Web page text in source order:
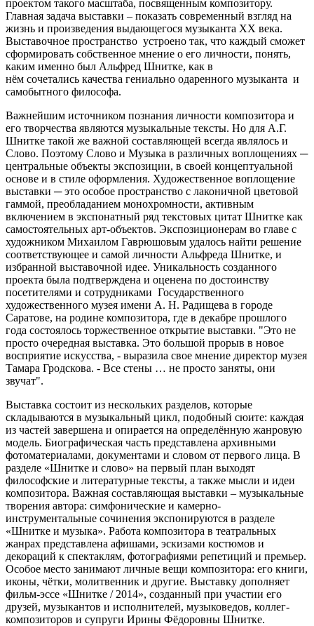
проектом такого масштаба, посвященным композитору.
Главная задача выставки – показать современный взгляд на
жизнь и произведения выдающегося музыканта ХХ века.
Выставочное пространство устроено так, что каждый сможет
сформировать собственное мнение о его личности, понять,
каким именно был Альфред Шнитке, как в
нём сочетались качества гениально одаренного музыканта и
самобытного философа.
Важнейшим источником познания личности композитора и
его творчества являются музыкальные тексты. Но для А.Г.
Шнитке такой же важной составляющей всегда являлось и
Слово. Поэтому Слово и Музыка в различных воплощениях ─
центральные объекты экспозиции, в своей концептуальной
основе и в стиле оформления. Художественное воплощение
выставки ─ это особое пространство с лаконичной цветовой
гаммой, преобладанием монохромности, активным
включением в экспонатный ряд текстовых цитат Шнитке как
самостоятельных арт-объектов. Экспозиционерам во главе с
художником Михаилом Гаврюшовым удалось найти решение
соответствующее и самой личности Альфреда Шнитке, и
избранной выставочной идее. Уникальность созданного
проекта была подтверждена и оценена по достоинству
посетителями и сотрудниками Государственного
художественного музея имени А. Н. Радищева в городе
Саратове, на родине композитора, где в декабре прошлого
года состоялось торжественное открытие выставки. "Это не
просто очередная выставка. Это большой прорыв в новое
восприятие искусства, - выразила свое мнение директор музея
Тамара Гродскова. - Все стены … не просто заняты, они
звучат".
Выставка состоит из нескольких разделов, которые
складываются в музыкальный цикл, подобный сюите: каждая
из частей завершена и опирается на определённую жанровую
модель. Биографическая часть представлена архивными
фотоматериалами, документами и словом от первого лица. В
разделе «Шнитке и слово» на первый план выходят
философские и литературные тексты, а также мысли и идеи
композитора. Важная составляющая выставки – музыкальные
творения автора: симфонические и камерно-
инструментальные сочинения экспонируются в разделе
«Шнитке и музыка». Работа композитора в театральных
жанрах представлена афишами, эскизами костюмов и
декораций к спектаклям, фотографиями репетиций и премьер.
Особое место занимают личные вещи композитора: его книги,
иконы, чётки, молитвенник и другие. Выставку дополняет
фильм-эссе «Шнитке / 2014», созданный при участии его
друзей, музыкантов и исполнителей, музыковедов, коллег-
композиторов и супруги Ирины Фёдоровны Шнитке.